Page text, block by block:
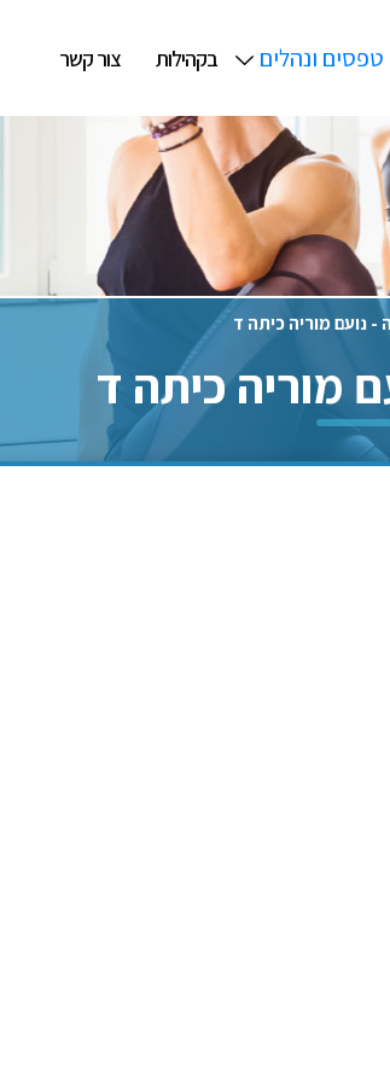
טפסים ונהלים בקהילות צור קשר
- נועם מוריה כיתה ד
מוריה כיתה ד